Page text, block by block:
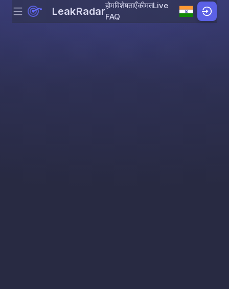
Skip to content
Menu LeakRadarहोमविशेषताएँकीमतLive
FAQ